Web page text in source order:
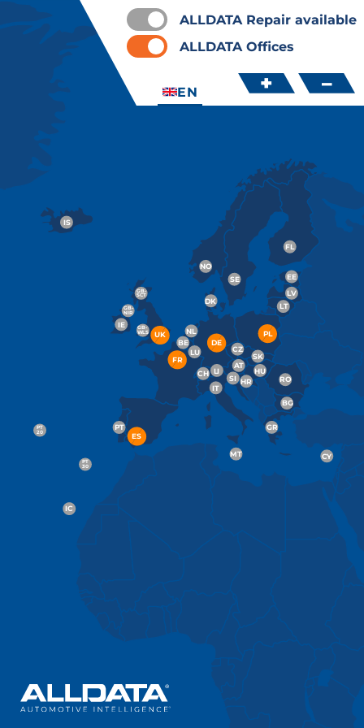
ALLDATA Repair available
ALLDATA Offices
EN + –
IE
PT
IT
SE
FL
DK
NL
BE
LU
LT
LV
EE
MT
GR
CY
BG
RO
HR
SI
AT
CZ
SK
HU
IC
PT
20
PT
30
IS
LI
NO
CH
GB-
NIR
GB-
SCT
GB-
WLS
UK
DE
ES
FR
PL